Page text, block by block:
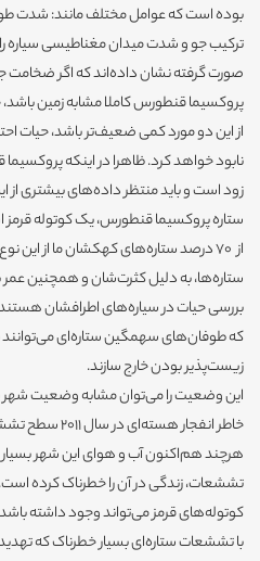
بوده است که عوامل مختلف مانند: شدت
ترکیب جو و شدت میدان مغناطیسی سیاره
صورت گرفته نشان داده‌اند که اگر ضخامت
پروکسیما قنطورس کاملا مشابه زمین
از این دو مورد کمی ضعیف‌تر باشد، حیات
نابود خواهد کرد. ظاهرا در اینکه
زود است و باید منتظر داده‌های بیشتری
ستاره پروکسیما قنطورس، یک کوتوله
از 70 درصد ستاره‌های کهکشان ما از
ستاره‌ها، به دلیل کثرت‌شان و همچنین عمر
بررسی حیات در سیاره‌های اطرافشان
که طوفان‌های سهمگین ستاره‌ای می‌توانند
زیست‌پذیر بودن خارج سازند.
این وضعیت را می‌توان مشابه وضعیت شهر
خاطر انفجار
هرچند هم‌اکنون آب و هوای این شهر بسیار
تششعات، زندگی در آن را خطرناک کرده
کوتوله‌های قرمز می‌تواند وجود داشته
با تششعات ستاره‌ای بسیار خطرناک که